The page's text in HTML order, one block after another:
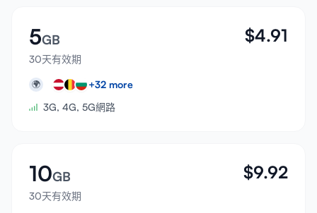
5GB
30天有效期
$4.91
🌍 +32 more
3G, 4G, 5G網路
10GB
30天有效期
$9.92